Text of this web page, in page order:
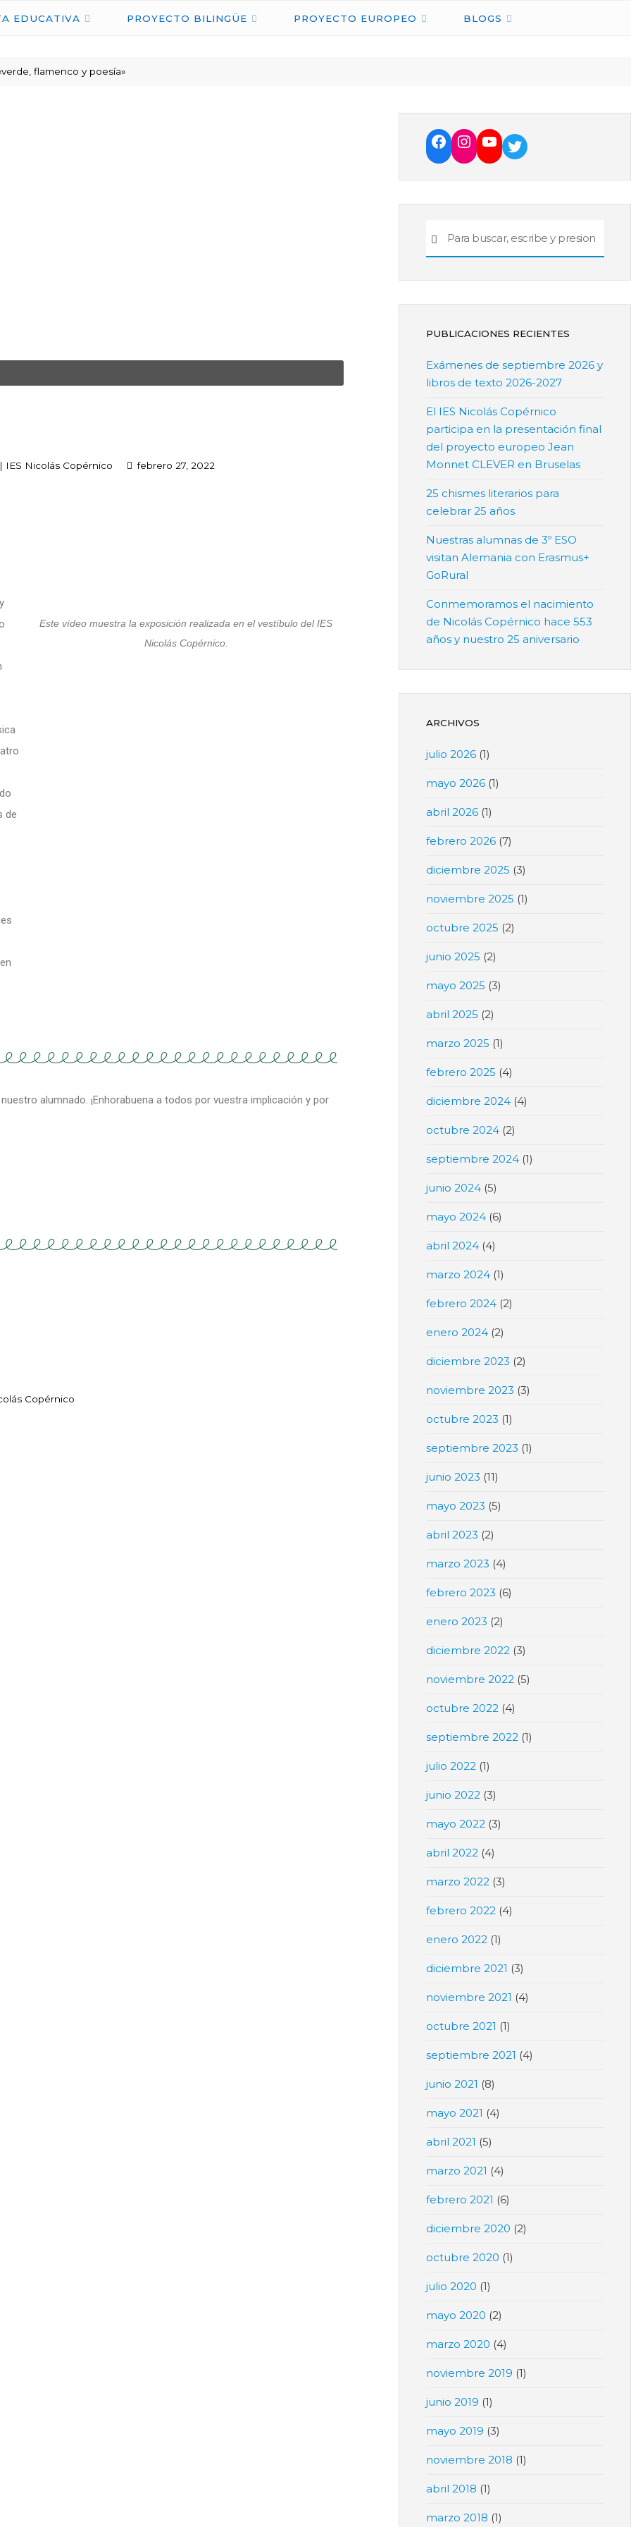
IES
EDUCATIVA PROYECTO BILINGÜE PROYECTO EUROPEO BLOGS
flamenco y poesía»
| IES Nicolás Copérnico febrero 27, 2022
de
Este vídeo muestra la exposición realizada en el vestíbulo del IES
Nicolás Copérnico.
alumnado. ¡Enhorabuena a todos por vuestra implicación y por
Copérnico
PUBLICACIONES RECIENTES
Exámenes de septiembre 2026 y
libros de texto 2026-2027
El IES Nicolás Copérnico
participa en la presentación final
del proyecto europeo Jean
Monnet CLEVER en Bruselas
25 chismes literarios para
celebrar 25 años
Nuestras alumnas de 3º ESO
visitan Alemania con Erasmus+
GoRural
Conmemoramos el nacimiento
de Nicolás Copérnico hace 553
años y nuestro 25 aniversario
ARCHIVOS
julio 2026(1)
mayo 2026(1)
abril 2026(1)
febrero 2026(7)
diciembre 2025 (3)
noviembre 2025 (1)
octubre 2025 (2)
junio 2025 (2)
mayo 2025 (3)
abril 2025 (2)
marzo 2025 (1)
febrero 2025 (4)
diciembre 2024(4)
octubre 2024(2)
septiembre 2024(1)
junio 2024(5)
mayo 2024(6)
abril 2024(4)
marzo 2024(1)
febrero 2024(2)
enero 2024(2)
diciembre 2023 (2)
noviembre 2023 (3)
octubre 2023 (1)
septiembre 2023 (1)
junio 2023 (11)
mayo 2023 (5)
abril 2023 (2)
marzo 2023 (4)
febrero 2023 (6)
enero 2023 (2)
diciembre 2022(3)
noviembre 2022(5)
octubre 2022(4)
septiembre 2022(1)
julio 2022(1)
junio 2022(3)
mayo 2022(3)
abril 2022(4)
marzo 2022(3)
febrero 2022(4)
enero 2022(1)
diciembre 2021 (3)
noviembre 2021 (4)
octubre 2021 (1)
septiembre 2021 (4)
junio 2021 (8)
mayo 2021 (4)
abril 2021 (5)
marzo 2021 (4)
febrero 2021 (6)
diciembre 2020 (2)
octubre 2020 (1)
julio 2020 (1)
mayo 2020 (2)
marzo 2020 (4)
noviembre 2019 (1)
junio 2019 (1)
mayo 2019 (3)
noviembre 2018 (1)
abril 2018 (1)
marzo 2018 (1)